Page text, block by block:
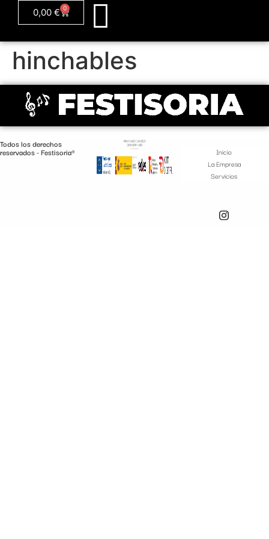
0,00 € 0
hinchables
Todos los derechos
reservados - Festisoria®
Inicio
La Empresa
Servicios